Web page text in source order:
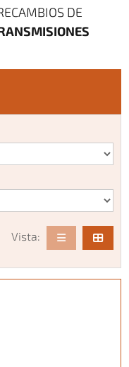
DE
Vista: